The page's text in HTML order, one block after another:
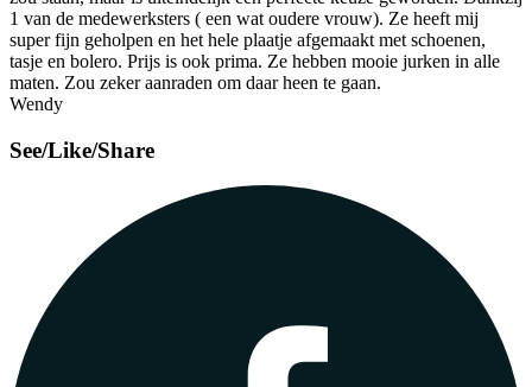
1 van de medewerksters ( een wat oudere vrouw). Ze heeft mij
super fijn geholpen en het hele plaatje afgemaakt met schoenen,
tasje en bolero. Prijs is ook prima. Ze hebben mooie jurken in alle
maten. Zou zeker aanraden om daar heen te gaan.
Wendy
See/Like/Share